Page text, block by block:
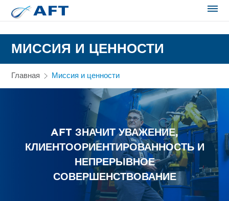
МИССИЯ И ЦЕННОСТИ
Главная Миссия и ценности
AFT ЗНАЧИТ УВАЖЕНИЕ,
КЛИЕНТООРИЕНТИРОВАННОСТЬ И
НЕПРЕРЫВНОЕ
СОВЕРШЕНСТВОВАНИЕ